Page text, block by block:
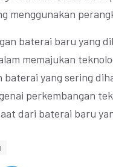
menggunakan
baterai baru yang
memajukan
baterai yang sering
perkembangan
dari baterai baru